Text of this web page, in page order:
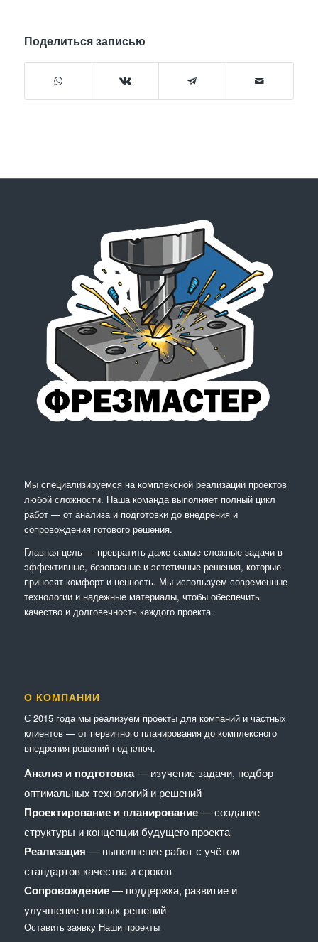
Поделиться записью
Мы специализируемся на комплексной реализации проектов
любой сложности. Наша команда выполняет полный цикл
работ — от анализа и подготовки до внедрения и
сопровождения готового решения.
Главная цель — превратить даже самые сложные задачи в
эффективные, безопасные и эстетичные решения, которые
приносят комфорт и ценность. Мы используем современные
технологии и надежные материалы, чтобы обеспечить
качество и долговечность каждого проекта.
О КОМПАНИИ
С 2015 года мы реализуем проекты для компаний и частных
клиентов — от первичного планирования до комплексного
внедрения решений под ключ.
Анализ и подготовка— изучение задачи, подбор
оптимальных технологий и решений
Проектирование и планирование— создание
структуры и концепции будущего проекта
Реализация — выполнение работ с учётом
стандартов качества и сроков
Сопровождение— поддержка, развитие и
улучшение готовых решений
Оставить заявку Наши проекты